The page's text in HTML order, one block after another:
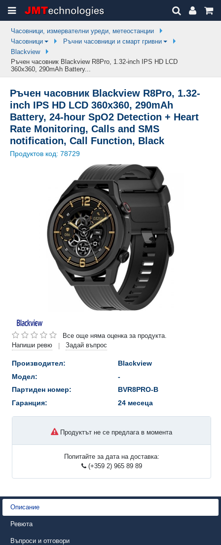
Часовници, измервателни уреди, метеостанции
Часовници
Ръчни часовници и смарт гривни
Blackview
Ръчен часовник Blackview R8Pro, 1.32-inch IPS HD LCD
360x360, 290mAh Battery...
Ръчен часовник Blackview R8Pro, 1.32-
inch IPS HD LCD 360x360, 290mAh
Battery, 24-hour SpO2 Detection + Heart
Rate Monitoring, Calls and SMS
notification, Call Function, Black
Продуктов код: 78729
Все още няма оценка за продукта.
Напиши ревю
| Задай въпрос
Производител:
Blackview
Модел:
-
Партиден номер:
BVR8PRO-B
Гаранция:
24 месеца
Продуктът не се предлага в момента
Попитайте за дата на доставка:
(+359 2) 965 89 89
Описание
Ревюта
Въпроси и отговори